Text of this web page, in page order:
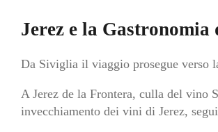
Jerez e la Gastronomia
Da Siviglia il viaggio prosegue verso
A Jerez de la Frontera, culla del vino
invecchiamento dei vini di Jerez,